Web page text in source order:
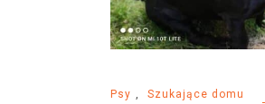
Psy , Szukające domu